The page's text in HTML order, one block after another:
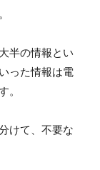
半の情報とい
った情報は電
。
けて、不要な